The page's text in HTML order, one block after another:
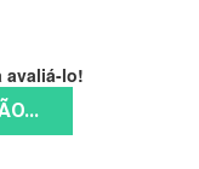
avaliá-lo!